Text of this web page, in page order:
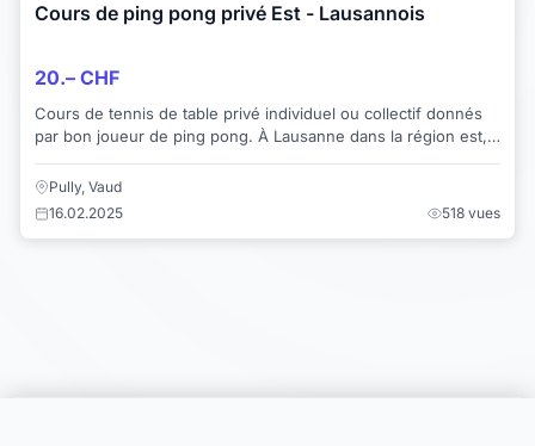
Cours de ping pong privé Est - Lausannois
20.– CHF
Cours de tennis de table privé individuel ou collectif donnés
par bon joueur de ping pong. À Lausanne dans la région est,
Pully, Vaud
16.02.2025
518 vues